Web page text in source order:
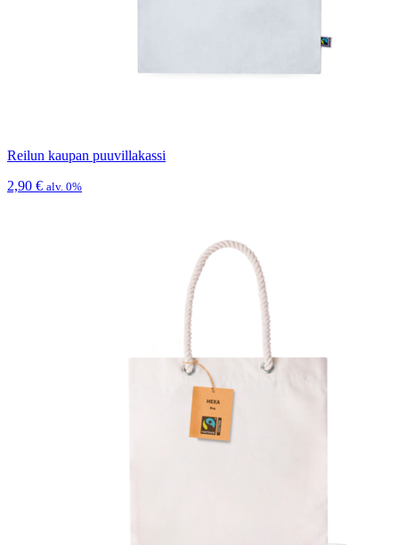
Reilun kaupan puuvillakassi
2,90 € alv. 0%